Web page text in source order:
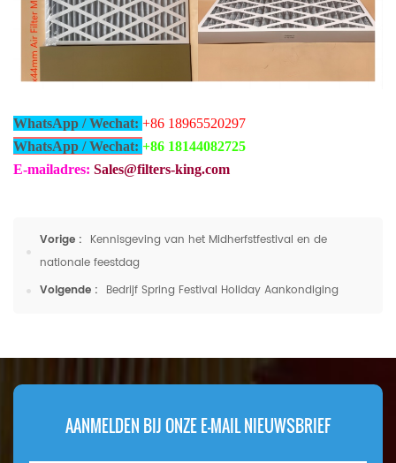
WhatsApp / Wechat: +86 18965520297
WhatsApp / Wechat: +86 18144082725
E-mailadres: Sales@filters-king.com
Vorige : Kennisgeving van het Midherfstfestival en de
nationale feestdag
Volgende : Bedrijf Spring Festival Holiday Aankondiging
AANMELDEN BIJ ONZE E-MAIL NIEUWSBRIEF